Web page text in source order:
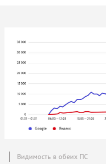
Видимость в обеих ПС